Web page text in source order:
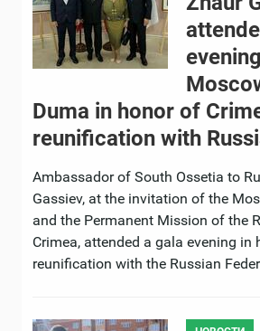
Duma in honor of
reunification with
Ambassador of South Ossetia to
Gassiev, at the invitation of the
and the Permanent Mission of the
Crimea, attended a gala evening in
reunification with the Russian